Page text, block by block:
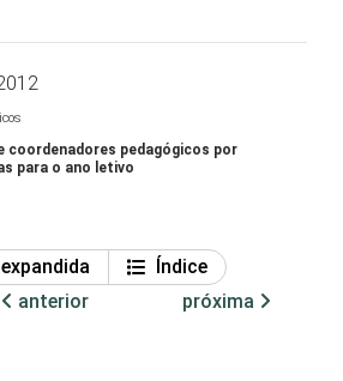
coordenadores pedagógicos por
para o ano letivo
Índice
anterior
próxima